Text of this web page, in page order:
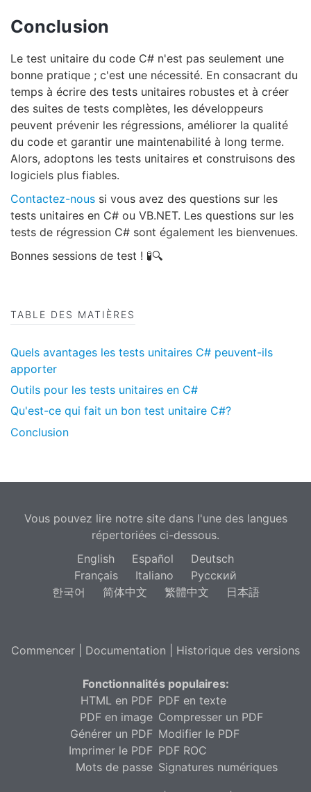
Conclusion
Le test unitaire du code C# n'est pas seulement une
bonne pratique ; c'est une nécessité. En consacrant du
temps à écrire des tests unitaires robustes et à créer
des suites de tests complètes, les développeurs
peuvent prévenir les régressions, améliorer la qualité
du code et garantir une maintenabilité à long terme.
Alors, adoptons les tests unitaires et construisons des
logiciels plus fiables.
Contactez-nous si vous avez des questions sur les
tests unitaires en C# ou VB.NET. Les questions sur les
tests de régression C# sont également les bienvenues.
Bonnes sessions de test ! 🧪🔍
TABLE DES MATIÈRES
Quels avantages les tests unitaires C# peuvent-ils
apporter
Outils pour les tests unitaires en C#
Qu'est-ce qui fait un bon test unitaire C#?
Conclusion
Vous pouvez lire notre site dans l'une des langues
répertoriées ci-dessous.
English
Español
Deutsch
Français
Italiano
Русский
한국어
简体中文 繁體中文 日本語
Commencer Documentation Historique des versions
Fonctionnalités populaires:
HTML en PDF
PDF en image
Générer un PDF
Imprimer le PDF
Mots de passe
PDF en texte
Compresser un PDF
Modifier le PDF
PDF ROC
Signatures numériques